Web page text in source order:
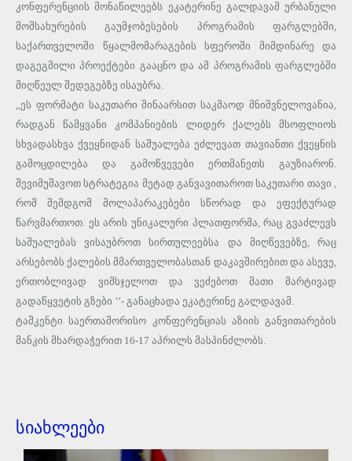
კონფერენციის მონაწილეებს ეკატერინე გალდავამ ურბანული
მომსახურების გაუმჯობესების პროგრამის ფარგლებში,
საქართველოში წყალმომარაგების სფეროში მიმდინარე და
დაგეგმილი პროექტები გააცნო და ამ პროგრამის ფარგლებში
მიღწეულ შედეგებზე ისაუბრა.
,,ეს ფორმატი საკუთარი შინაარსით საკმაოდ მნიშვნელოვანია,
რადგან წამყვანი კომპანიების ლიდერ ქალებს მსოფლიოს
სხვადასხვა ქვეყნიდან საშუალება ეძლევათ თავიანთი ქვეყნის
გამოცდილება და გამოწვევები ერთმანეთს გაუზიარონ.
შევიმუშავოთ სტრატეგია მეტად განვავითაროთ საკუთარი თავი ,
რომ შემდგომ მოლაპარაკებები სწორად და ეფექტურად
წარვმართოთ. ეს არის უნიკალური პლათფორმა, რაც გვაძლევს
საშუალებას ვისაუბროთ სირთულეებსა და მიღწევებზე, რაც
არსებობს ქალების მმართველობასთან დაკავშირებით და ასევე,
ერთობლივად ვიმსჯელოთ და ვეძებოთ მათი მარტივად
გადაწყვეტის გზები ’’- განაცხადა ეკატერინე გალდავამ.
ტაშკენტი საერთაშორისო კონფერენციას აზიის განვითარების
მანკის მხარდაჭერით 16-17 აპრილს მასპინძლობს.
სიახლეები